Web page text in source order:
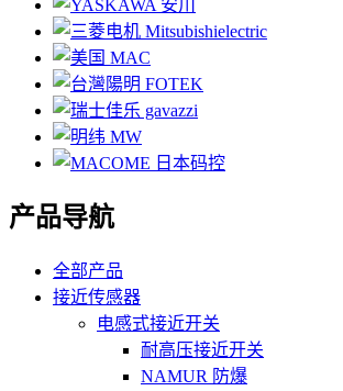
产品导航
全部产品
接近传感器
电感式接近开关
耐高压接近开关
NAMUR 防爆